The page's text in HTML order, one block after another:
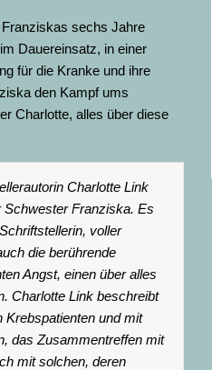
sechs Jahre
Dauereinsatz, in einer
für die Kranke und ihre
den Kampf ums
Charlotte, alles über diese
Charlotte Link
Schwester Franziska. Es
voller
die berührende
Angst, einen über alles
Charlotte Link beschreibt
Krebspatienten und mit
das Zusammentreffen mit
mit solchen, deren